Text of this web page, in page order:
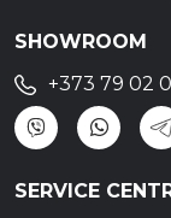
SHOWROOM
+373 79 02
SERVICE